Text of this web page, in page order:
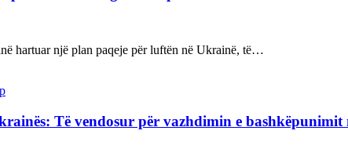
hartuar një plan paqeje për luftën në Ukrainë, të…
Të vendosur për vazhdimin e bashkëpunimit